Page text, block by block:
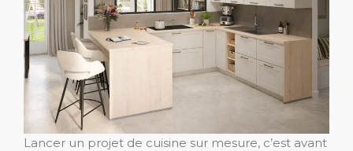
Lancer un projet de cuisine sur mesure, c’est avant